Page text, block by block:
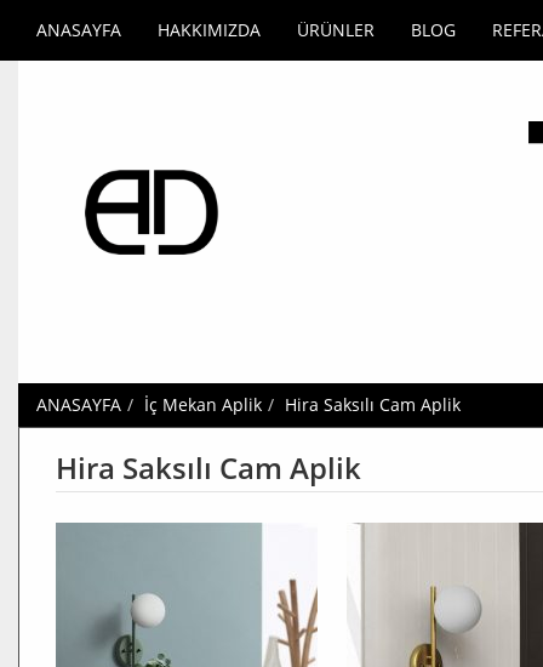
ANASAYFA HAKKIMIZDA ÜRÜNLER BLOG
ANASAYFA İç Mekan Aplik Hira Saksılı Cam Aplik
Hira Saksılı Cam Aplik